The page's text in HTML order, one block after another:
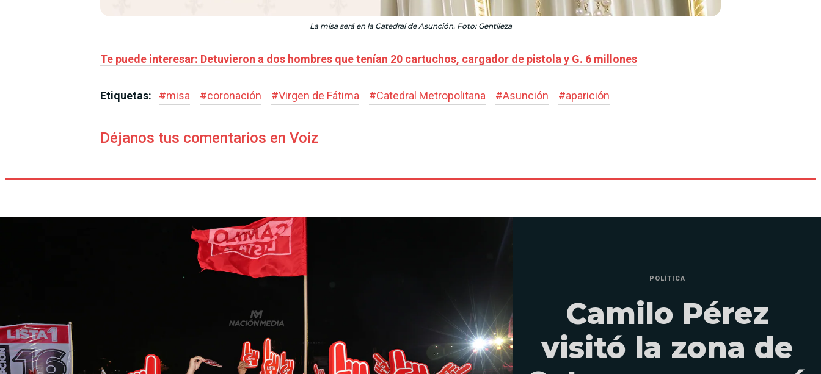
La misa será en la Catedral de Asunción. Foto: Gentileza
Te puede interesar: Detuvieron a dos hombres que tenían 20 cartuchos, cargador de pistola y G. 6 millones
Etiquetas: #misa #coronación #Virgen de Fátima #Catedral Metropolitana #Asunción #aparición
Déjanos tus comentarios en Voiz
POLÍTICA
Camilo Pérez
visitó la zona de